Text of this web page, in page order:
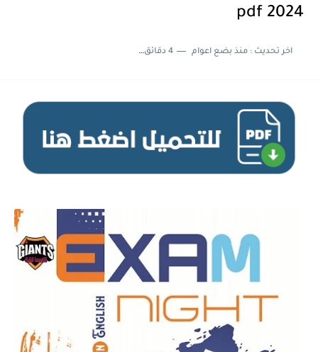
2024 pdf
اخر تحديث :منذ بضع اعوام 4 دقائق للقراءة